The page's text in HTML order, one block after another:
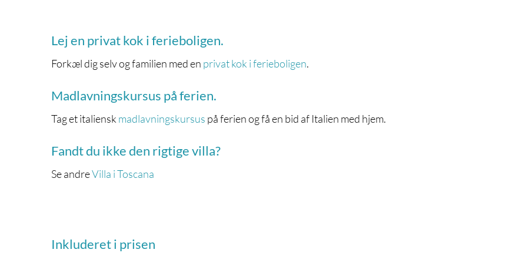
Lej en privat kok i ferieboligen.
Forkæl dig selv og familien med en privat kok i ferieboligen.
Madlavningskursus på ferien.
Tag et italiensk madlavningskursus på ferien og få en bid af Italien med hjem.
Fandt du ikke den rigtige villa?
Se andreVilla i Toscana
Inkluderet i prisen